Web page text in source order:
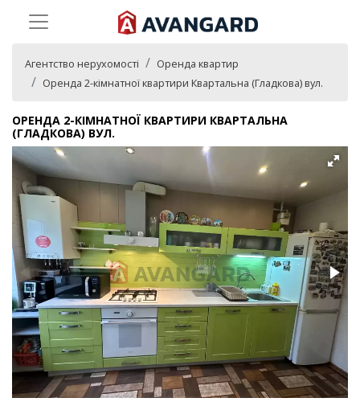
Агентство нерухомості
Оренда квартир
Оренда 2-кімнатної квартири Квартальна (Гладкова) вул.
ОРЕНДА 2-КІМНАТНОЇ КВАРТИРИ КВАРТАЛЬНА
(ГЛАДКОВА) ВУЛ.